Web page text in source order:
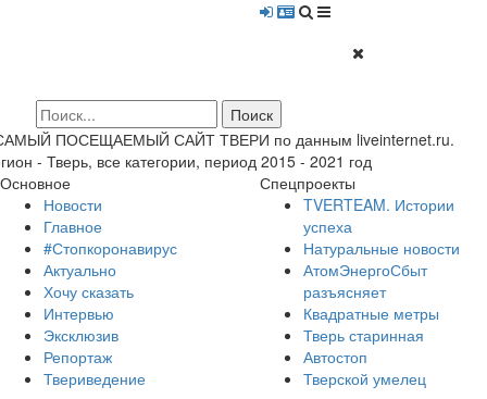
ПОСЕЩАЕМЫЙ САЙТ ТВЕРИ по данным liveinternet.ru.
- Тверь, все категории, период 2015 - 2021 год
Основное
Новости
Главное
#Стопкоронавирус
Актуально
Хочу сказать
Интервью
Эксклюзив
Репортаж
Твериведение
Спецпроекты
TVERTEAM. Истории
успеха
Натуральные новости
АтомЭнергоСбыт
разъясняет
Квадратные метры
Тверь старинная
Автостоп
Тверской умелец